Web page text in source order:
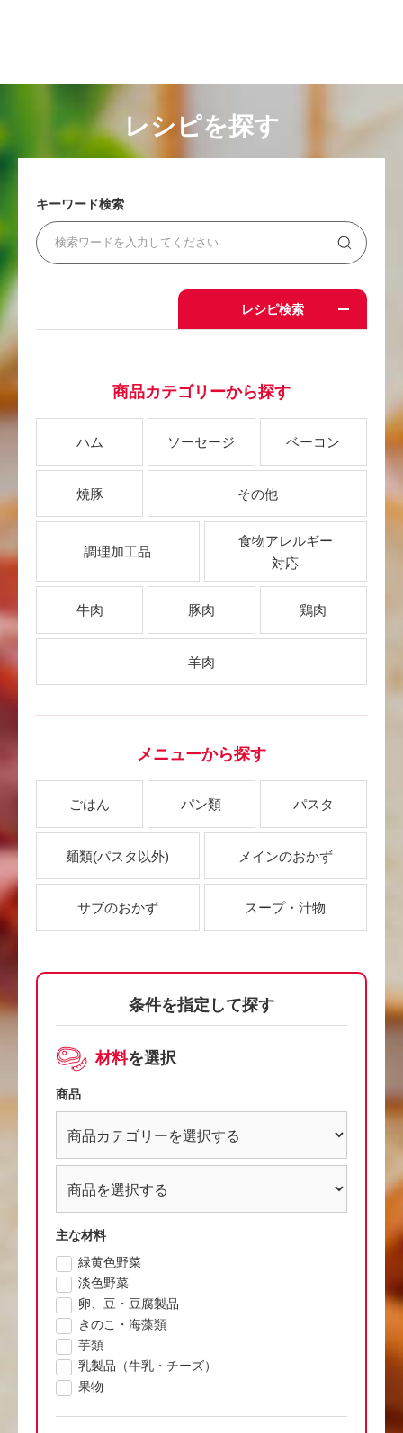
レシピを探す
キーワード検索
レシピ検索
商品カテゴリーから探す
ハム ソーセージ ベーコン
焼豚 その他
調理加工品
食物アレルギー
対応
牛肉 豚肉 鶏肉
羊肉
メニューから探す
ごはん パン類 パスタ
麺類(パスタ以外) メインのおかず
サブのおかず スープ・汁物
条件を指定して探す
材料を選択
商品
主な材料
緑黄色野菜
淡色野菜
卵、豆・豆腐製品
きのこ・海藻類
芋類
乳製品（牛乳・チーズ）
果物